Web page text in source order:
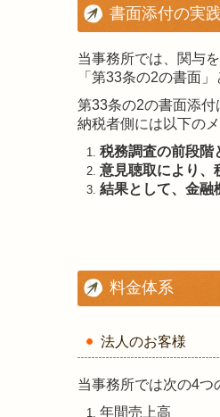
書面添付の実
当事務所では、関与
「第33条の2の書面
第33条の2の書面添付
納税者側には以下の
税務調査の前段階
意見聴取により、
結果として、金融
料金体系
法人のお客様
当事務所では次の4つ
年間売上高